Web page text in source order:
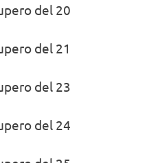
del 20
del 21
del 23
del 24